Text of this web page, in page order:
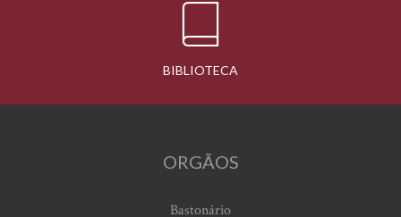
BIBLIOTECA
ORGÃOS
Bastonário